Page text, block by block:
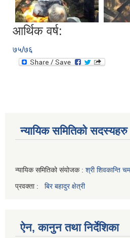
आर्थिक वर्ष:
७५/७६
न्यायिक समितिको सदस्यहरु
न्यायिक समितिको संयोजक : श्री शिवकान्ति
प्रवक्ता : बिर बहादुर क्षेत्री
ऐन, कानुन तथा निर्देशिका